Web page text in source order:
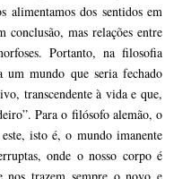
alimentamos dos sentidos em
conclusão, mas relações entre
Portanto, na filosofia
um mundo que seria fechado
transcendente à vida e que,
Para o filósofo alemão, o
isto é, o mundo imanente
onde o nosso corpo é